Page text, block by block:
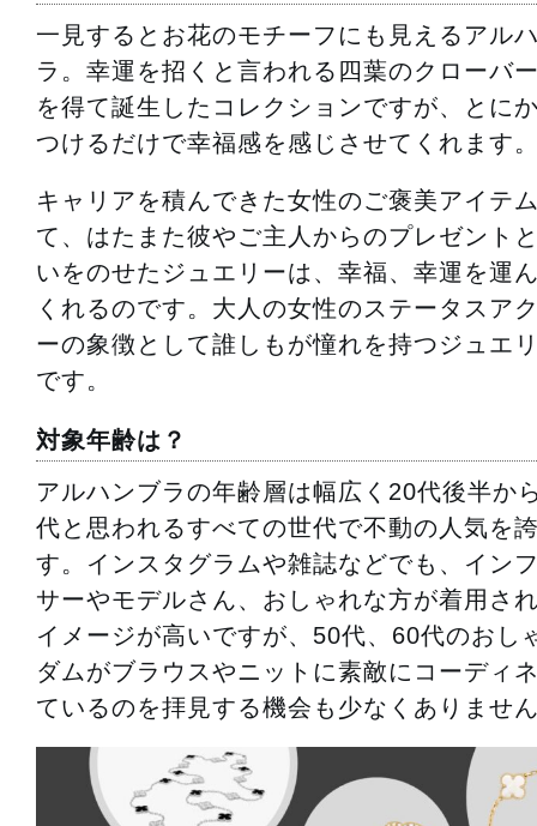
一見するとお花のモチーフにも見えるアル
ラ。幸運を招くと言われる四葉のクローバ
を得て誕生したコレクションですが、とに
つけるだけで幸福感を感じさせてくれます
キャリアを積んできた女性のご褒美アイテ
て、はたまた彼やご主人からのプレゼント
いをのせたジュエリーは、幸福、幸運を運
くれるのです。大人の女性のステータスア
ーの象徴として誰しもが憧れを持つジュエ
です。
対象年齢は？
アルハンブラの年齢層は幅広く20代後半か
代と思われるすべての世代で不動の人気を
す。インスタグラムや雑誌などでも、イン
サーやモデルさん、おしゃれな方が着用さ
イメージが高いですが、50代、60代のおし
ダムがブラウスやニットに素敵にコーディ
ているのを拝見する機会も少なくありませ